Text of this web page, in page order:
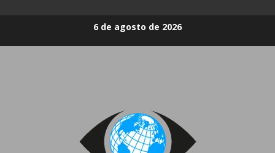
6 de agosto de 2026